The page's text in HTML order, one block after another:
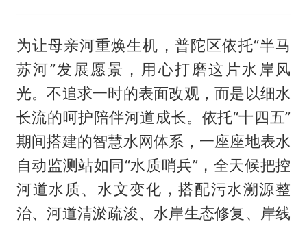
为让母亲河重焕生机，普陀区依托“半马
苏河”发展愿景，用心打磨这片水岸风
光。不追求一时的表面改观，而是以细水
长流的呵护陪伴河道成长。依托“十四五”
期间搭建的智慧水网体系，一座座地表水
自动监测站如同“水质哨兵”，全天候把控
河道水质、水文变化，搭配污水溯源整
治、河道清淤疏浚、水岸生态修复、岸线